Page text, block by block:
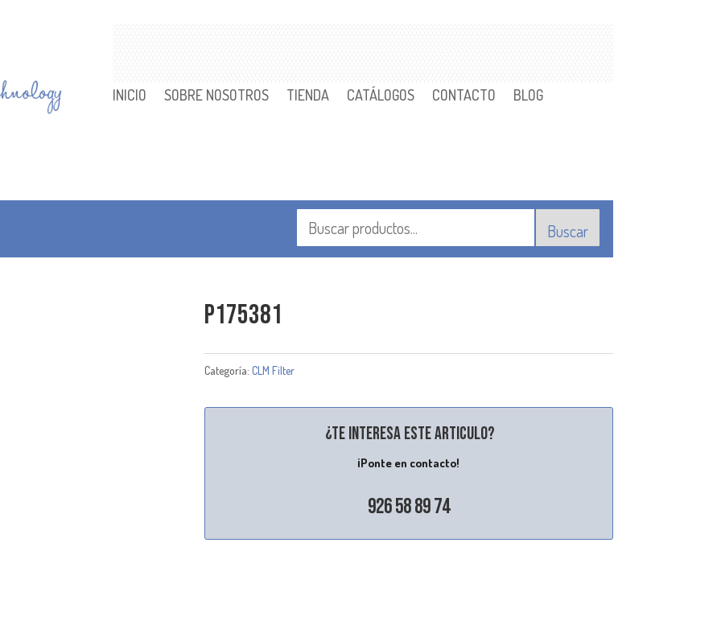
INICIO SOBRE NOSOTROS TIENDA CATÁLOGOS CONTACTO BLOG
Buscar
P175381
Categoría: CLM Filter
¿Te interesa este articulo?
¡Ponte en contacto!
926 58 89 74